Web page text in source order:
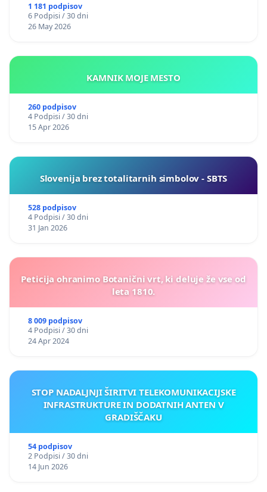
1 181 podpisov
6 Podpisi / 30 dni
26 May 2026
KAMNIK MOJE MESTO
260 podpisov
4 Podpisi / 30 dni
15 Apr 2026
Slovenija brez totalitarnih simbolov - SBTS
528 podpisov
4 Podpisi / 30 dni
31 Jan 2026
Peticija ohranimo Botanični vrt, ki deluje že vse od
leta 1810.
8 009 podpisov
4 Podpisi / 30 dni
24 Apr 2024
STOP NADALJNJI ŠIRITVI TELEKOMUNIKACIJSKE
INFRASTRUKTURE IN DODATNIH ANTEN V
GRADIŠČAKU
54 podpisov
2 Podpisi / 30 dni
14 Jun 2026